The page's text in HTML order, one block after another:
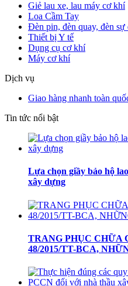
Giẻ lau xe, lau máy cơ khí
Loa Cầm Tay
Đèn pin, đèn quay, đèn sự
Thiết bị Y tế
Dụng cụ cơ khí
Máy cơ khí
Dịch vụ
Giao hàng nhanh toàn
Tin tức nổi bật
Lựa chọn giầy bảo hộ
xây dựng
TRANG PHỤC CHỮA
48/2015/TT-BCA,